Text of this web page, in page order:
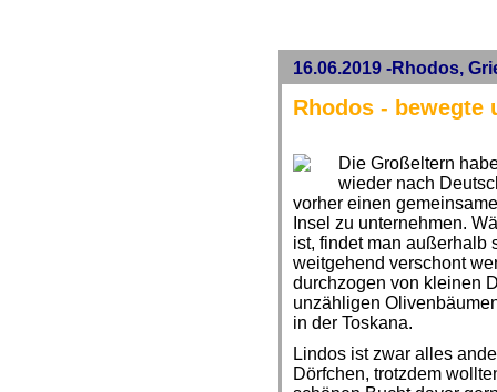
16.06.2019 -Rhodos,
Rhodos - bewegte
Die Großeltern
wieder nach
vorher einen
Insel zu unternehmen.
ist, findet man außerhalb
weitgehend verschont
durchzogen von kleinen
unzähligen
in der Toskana.
Lindos ist zwar alles
Dörfchen, trotzdem